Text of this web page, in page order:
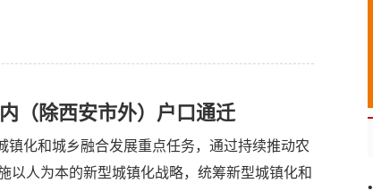
（除西安市外）户口通迁
化和城乡融合发展重点任务，通过持续推动农
以人为本的新型城镇化战略，统筹新型城镇化和
•